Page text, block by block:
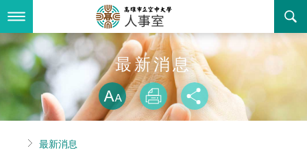
到
要
內
容
最新消息
關於我們
組織職掌
聯絡資訊
業務服務
法令規章
書表下載
最新消息
略過字型切
放大
列印 分享
首頁最新消息